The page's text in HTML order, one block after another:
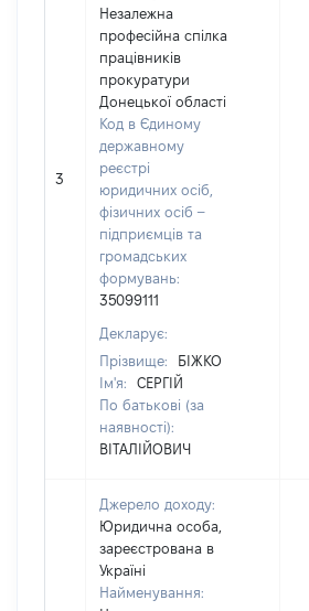
3
Незалежна
професійна спілка
працівників
прокуратури
Донецької області
Код в Єдиному
державному
реєстрі
юридичних осіб,
фізичних осіб –
підприємців та
громадських
формувань:
35099111
Декларує:
Прізвище:
БІЖКО
Ім'я:
СЕРГІЙ
По батькові (за
наявності):
ВІТАЛІЙОВИЧ
Джерело доходу:
Юридична особа,
зареєстрована в
Україні
Найменування: